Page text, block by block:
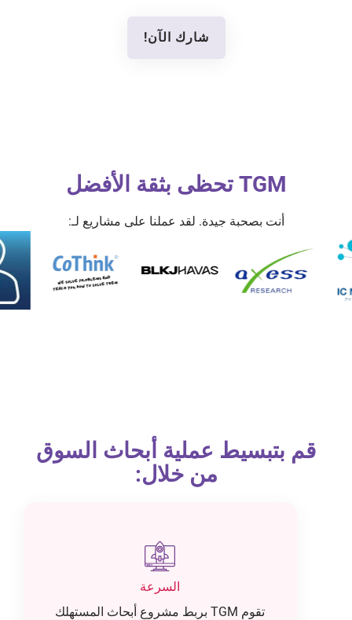
شارك الآن!
TGM تحظى بثقة الأفضل
أنت بصحبة جيدة. لقد عملنا على مشاريع لـ:
قم بتبسيط عملية أبحاث السوق
من خلال:
السرعة
تقوم TGM بربط مشروع أبحاث المستهلك